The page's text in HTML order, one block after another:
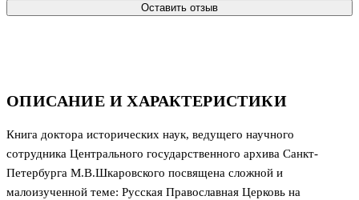
ОПИСАНИЕ И ХАРАКТЕРИСТИКИ
Книга доктора исторических наук, ведущего научного
сотрудника Центрального государственного архива Санкт-
Петербурга М.В.Шкаровского посвящена сложной и
малоизученной теме: Русская Православная Церковь на
Оставить отзыв